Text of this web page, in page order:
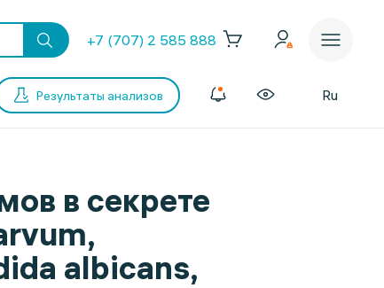
+7 (707) 2 585 888
Результаты анализов Ru
в секрете
albicans,